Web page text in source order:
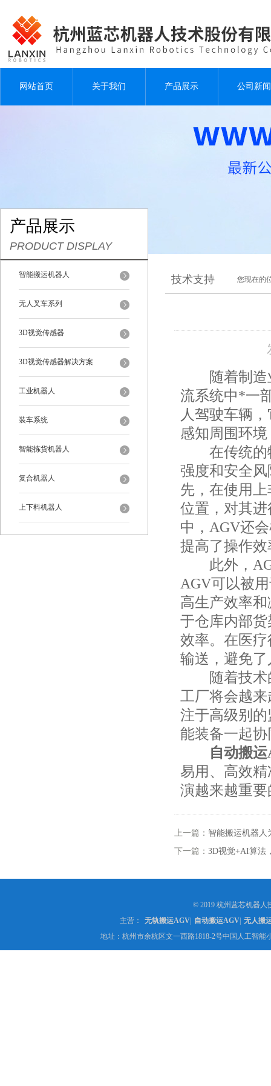
网站首页 关于我们 产品展示 公司新闻
产品展示
PRODUCT DISPLAY
智能搬运机器人
无人叉车系列
3D视觉传感器
3D视觉传感器解决方案
工业机器人
装车系统
智能拣货机器人
复合机器人
上下料机器人
技术支持 您现在的
随着制造
流系统中*一
人驾驶车辆
感知周围环
在传统的物
强度和安全
先，在使用
位置，对其
中，AGV还
提高了操作
此外，
AGV可以被
高生产效率
于仓库内部
效率。在医
输送，避免
随着技术的
工厂将会越
注于高级别
能装备一起
自动搬
易用、高效
演越来越重
上一篇： 智能搬运机器人
下一篇： 3D视觉+AI算法
© 2019 杭州蓝芯机器人
主营：
无轨搬运AGV 自动搬运AGV 无人搬
地址：杭州市余杭区文一西路1818-2号中国人工智能